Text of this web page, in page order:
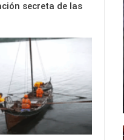
secreta de las